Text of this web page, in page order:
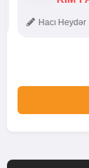
Hacı Heydər